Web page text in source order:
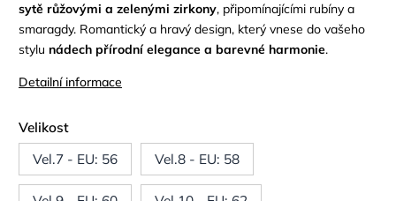
sytě růžovými a zelenými zirkony, připomínajícími rubíny a
smaragdy. Romantický a hravý design, který vnese do vašeho
stylu nádech přírodní elegance a barevné harmonie.
Detailní informace
Velikost
Vel.7 - EU: 56
Vel.8 - EU: 58